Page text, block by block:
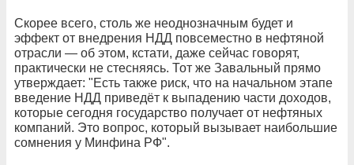
Скорее всего, столь же неоднозначным будет и
эффект от внедрения НДД повсеместно в нефтяной
отрасли — об этом, кстати, даже сейчас говорят,
практически не стесняясь. Тот же Завальный прямо
утверждает: "Есть также риск, что на начальном этапе
введение НДД приведёт к выпадению части доходов,
которые сегодня государство получает от нефтяных
компаний. Это вопрос, который вызывает наибольшие
сомнения у Минфина РФ".